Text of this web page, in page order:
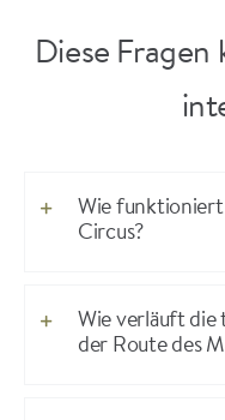
Diese Fragen
Wie funktioniert
Circus?
Wie verläuft die
der Route des